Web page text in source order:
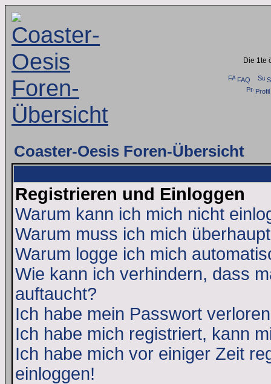
Die 1te
FAQ
Profil
Coaster-Oesis Foren-Übersicht
Registrieren und Einloggen
Warum kann ich mich nicht
Warum muss ich mich
Warum logge ich mich
Wie kann ich verhindern, dass
auftaucht?
Ich habe mein Passwort
Ich habe mich registriert, kann
Ich habe mich vor einiger Zeit
einloggen!